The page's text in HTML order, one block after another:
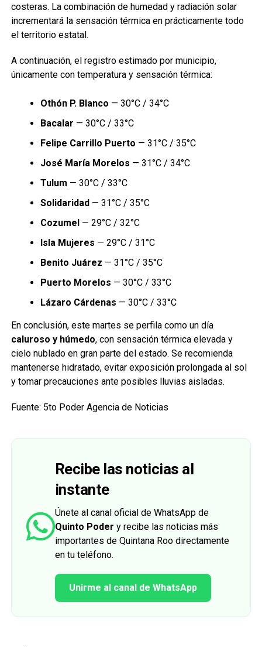
costeras. La combinación de humedad y radiación solar
incrementará la sensación térmica en prácticamente todo
el territorio estatal.
A continuación, el registro estimado por municipio,
únicamente con temperatura y sensación térmica:
Othón P. Blanco — 30°C / 34°C
Bacalar — 30°C / 33°C
Felipe Carrillo Puerto — 31°C / 35°C
José María Morelos — 31°C / 34°C
Tulum — 30°C / 33°C
Solidaridad— 31°C / 35°C
Cozumel— 29°C / 32°C
Isla Mujeres — 29°C / 31°C
Benito Juárez — 31°C / 35°C
Puerto Morelos — 30°C / 33°C
Lázaro Cárdenas — 30°C / 33°C
En conclusión, este martes se perfila como un día
caluroso y húmedo, con sensación térmica elevada y
cielo nublado en gran parte del estado. Se recomienda
mantenerse hidratado, evitar exposición prolongada al sol
y tomar precauciones ante posibles lluvias aisladas.
Fuente: 5to Poder Agencia de Noticias
Recibe las noticias al
instante
Únete al canal oficial de WhatsApp de
Quinto Poder y recibe las noticias más
importantes de Quintana Roo directamente
en tu teléfono.
Unirme al canal de WhatsApp